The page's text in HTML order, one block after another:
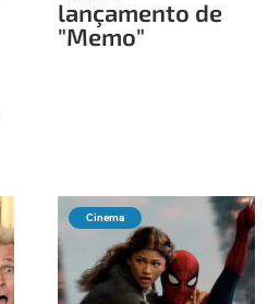
lançamento de
"Memo"
Cinema